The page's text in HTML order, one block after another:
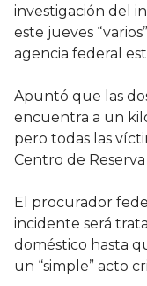
investigación del
este jueves
agencia federal
Apuntó que las
encuentra a un
pero todas las
Centro de Reserva
El procurador
incidente será
doméstico hasta
un “simple” acto